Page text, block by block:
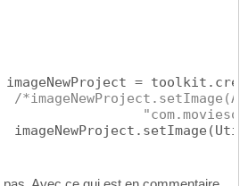
			imageRegistry.put
(
			imageRegistry.put
(
imageNewProject =
/
		imageNewProject.setImage
(